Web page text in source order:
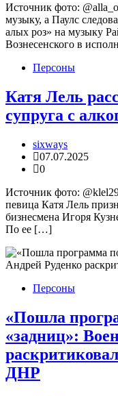
Источник фото:
музыку, а Паулс
алых роз» на музыку
Вознесенского в
Персоны
Катя Лель
супруга с
sixways
07.07.2025
0
Источник фото:
певица Катя Лель
бизнесмена Игоря
По ее […]
Персоны
«Пошла
«задниц»:
ДНР